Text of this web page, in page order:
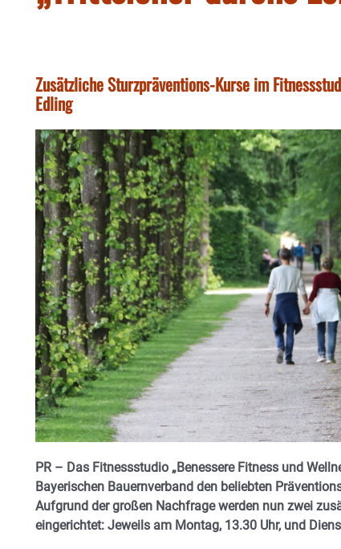
Zusätzliche Sturzpräventions-Kurse im
Edling
PR – Das Fitnessstudio „Benessere Fitness und
Bayerischen Bauernverband den beliebten
Aufgrund der großen Nachfrage werden nun zwei
eingerichtet: Jeweils am Montag, 13.30 Uhr, und